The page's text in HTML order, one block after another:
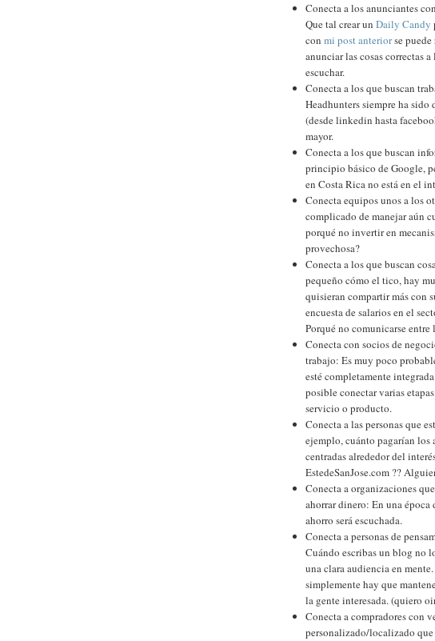
Conecta a los anunciantes
Que tal crear un Daily Candy
con mi post anteriorse
anunciar las cosas correctas
escuchar.
Conecta a los que buscan
Headhunters siempre ha sido
(desde linkedin hasta
mayor.
Conecta a los que buscan
principio básico de Google,
en Costa Rica no está en el
Conecta equipos unos a los
complicado de manejar aún
porqué no invertir en
provechosa?
Conecta a los que buscan
pequeño cómo el tico, hay
quisieran compartir más con
encuesta de salarios en el
Porqué no comunicarse
Conecta con socios de
trabajo: Es muy poco
esté completamente
posible conectar varias
servicio o producto.
Conecta a las personas que
ejemplo, cuánto pagarían los
centradas alrededor del
EstedeSanJose.com ??
Conecta a organizaciones
ahorrar dinero: En una época
ahorro será escuchada.
Conecta a personas de
Cuándo escribas un blog no
una clara audiencia en
simplemente hay que
la gente interesada. (quiero
Conecta a compradores con
personalizado/localizado